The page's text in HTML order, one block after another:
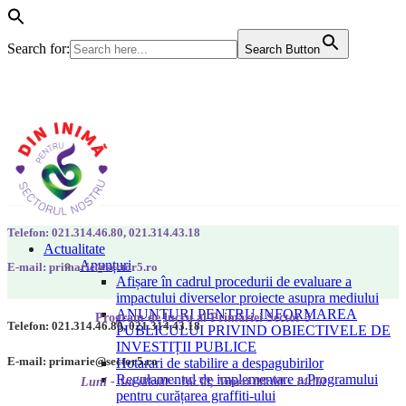
Search for: Search Button
Actualitate
Anunțuri
Afișare în cadrul procedurii de evaluare a
impactului diverselor proiecte asupra mediului
ANUNȚURI PENTRU INFORMAREA
PUBLICULUI PRIVIND OBIECTIVELE DE
INVESTIȚII PUBLICE
Hotarari de stabilire a despagubirilor
Regulamentul de implementare a Programului
pentru curățarea graffiti-ului
Telefon: 021.314.46.80, 021.314.43.18
E-mail: primarie@sector5.ro
Program de lucru al Primăriei Sector 5
Luni - Joi 08:00 - 16:30; Vineri 08:00 - 14:00
Telefon: 021.314.46.80, 021.314.43.18
E-mail: primarie@sector5.ro